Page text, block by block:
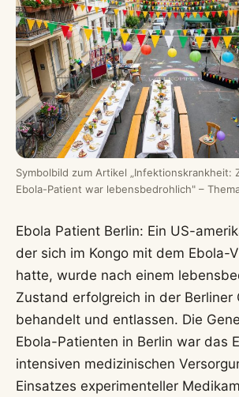
Symbolbild zum Artikel „Infektionskrankheit:
Ebola-Patient war lebensbedrohlich" –
Ebola Patient Berlin: Ein US-
der sich im Kongo mit dem Ebola-
hatte, wurde nach einem
Zustand erfolgreich in der Berliner
behandelt und entlassen. Die
Ebola-Patienten in Berlin war das
intensiven medizinischen
Einsatzes experimenteller